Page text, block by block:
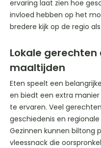
ervaring laat zien hoe
invloed hebben op het
bredere kijk op de regio
Lokale
maaltijden
Eten speelt een
en biedt een extra
te ervaren. Veel
geschiedenis en
Gezinnen kunnen biltong
vleessnack die